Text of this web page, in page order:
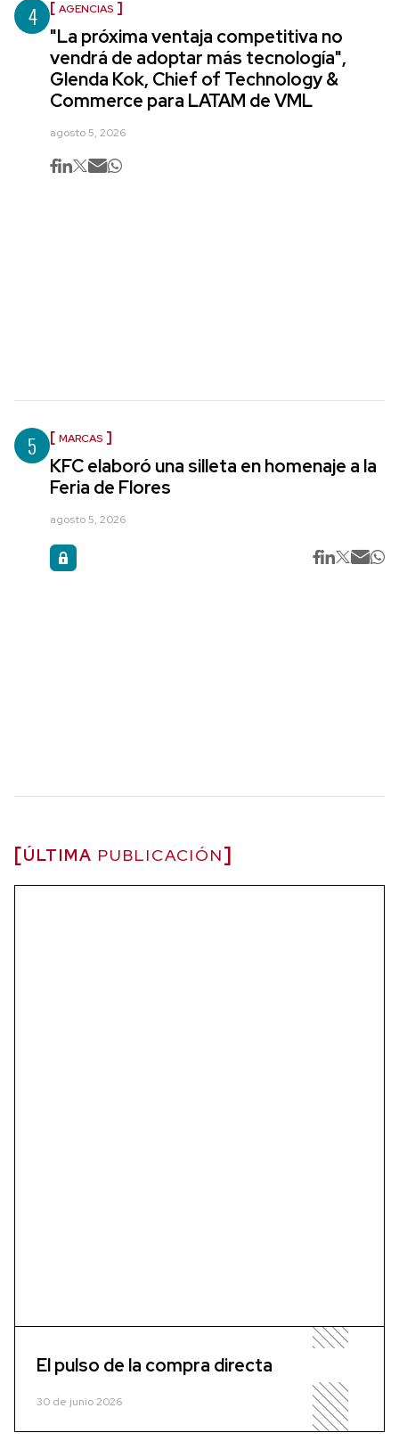
4 AGENCIAS
"La próxima ventaja competitiva no
vendrá de adoptar más tecnología",
Glenda Kok, Chief of Technology &
Commerce para LATAM de VML
agosto 5, 2026
5 MARCAS
KFC elaboró una silleta en homenaje a la
Feria de Flores
agosto 5, 2026
ÚLTIMA PUBLICACIÓN
El pulso de la compra directa
30 de junio 2026